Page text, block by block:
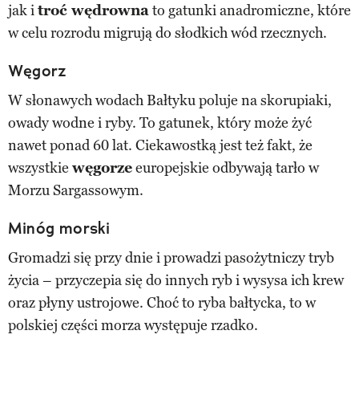
jak itroć wędrownato gatunki anadromiczne, które
w celu rozrodu migrują do słodkich wód rzecznych.
Węgorz
W słonawych wodach Bałtyku poluje na skorupiaki,
owady wodne i ryby. To gatunek, który może żyć
nawet ponad 60 lat. Ciekawostką jest też fakt, że
wszystkie węgorzeeuropejskie odbywają tarło w
Morzu Sargassowym.
Minóg morski
Gromadzi się przy dnie i prowadzi pasożytniczy tryb
życia – przyczepia się do innych ryb i wysysa ich krew
oraz płyny ustrojowe. Choć to ryba bałtycka, to w
polskiej części morza występuje rzadko.